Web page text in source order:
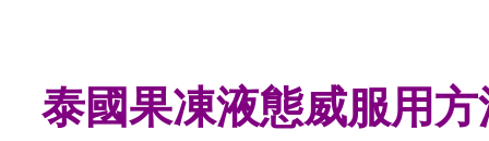
泰國果凍液態威服用方